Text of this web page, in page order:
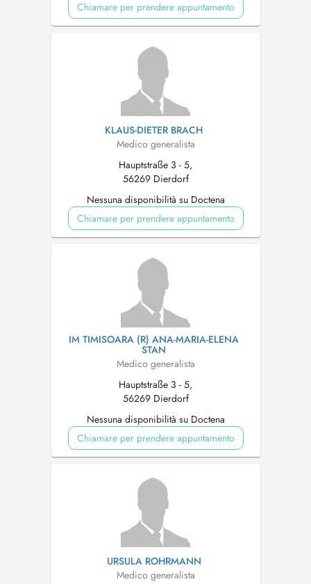
Chiamare per prendere appuntamento
KLAUS-DIETER BRACH
Medico generalista
Hauptstraße 3 - 5,
56269 Dierdorf
Nessuna disponibilità su Doctena
Chiamare per prendere appuntamento
IM TIMISOARA (R) ANA-MARIA-ELENA
STAN
Medico generalista
Hauptstraße 3 - 5,
56269 Dierdorf
Nessuna disponibilità su Doctena
Chiamare per prendere appuntamento
URSULA ROHRMANN
Medico generalista